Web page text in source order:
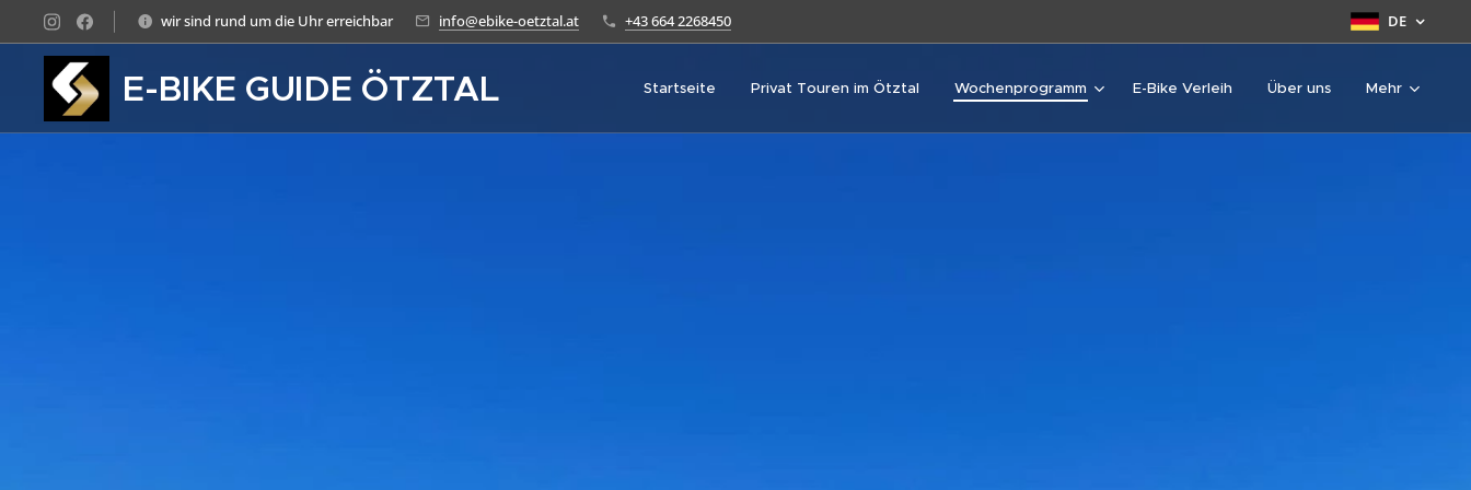
wir sind rund um die Uhr erreichbar info@ebike-oetztal.at +43 664 2268450 DE
E-BIKE GUIDE ÖTZTAL Startseite Privat Touren im Ötztal Wochenprogramm E-Bike Verleih Über uns Mehr